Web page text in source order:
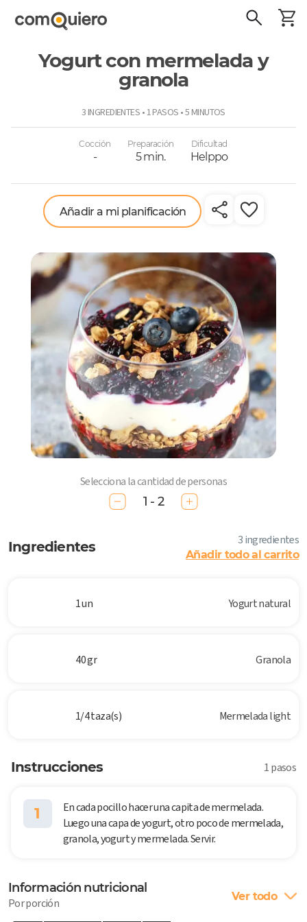
Yogurt con mermelada y
granola
3 INGREDIENTES • 1 PASOS • 5 MINUTOS
Cocción
-
Preparación
5 min.
Dificultad
Helppo
Añadir a mi planificación
Selecciona la cantidad de personas
1 - 2
Ingredientes 3 ingredientes
Añadir todo al carrito
1 un Yogurt natural
40 gr Granola
1/4 taza(s) Mermelada light
Instrucciones 1 pasos
1
En cada pocillo hacer una capita de mermelada.
Luego una capa de yogurt, otro poco de mermelada,
granola, yogurt y mermelada. Servir.
Información nutricional
Por porción Ver todo